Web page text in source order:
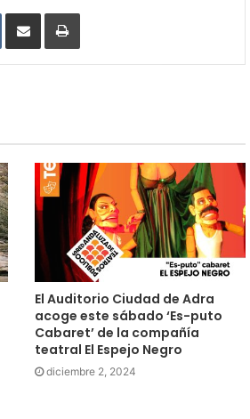
VKontakteCompartir por correo electrónicoImprimir
El Auditorio Ciudad de Adra
acoge este sábado ‘Es-puto
Cabaret’ de la compañía
teatral El Espejo Negro
diciembre 2, 2024